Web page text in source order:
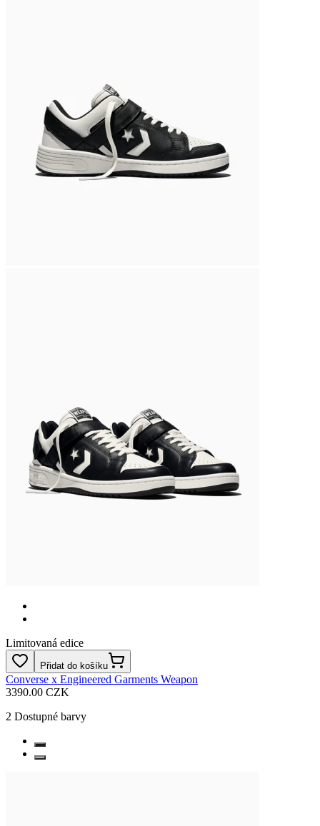
Limitovaná edice
Přidat do košíku
Converse x Engineered Garments Weapon
3390.00 CZK
2 Dostupné barvy